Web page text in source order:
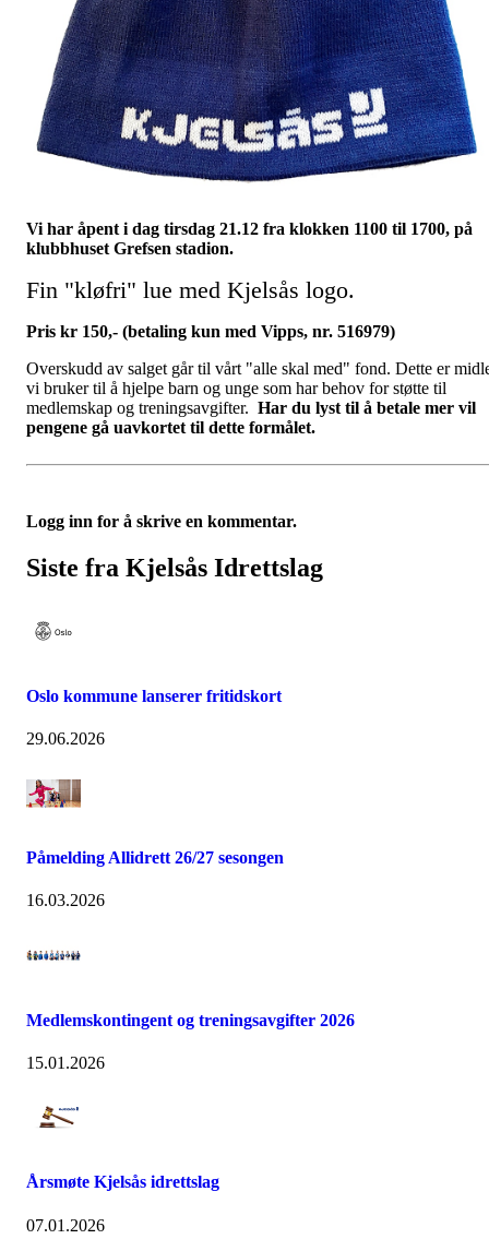
Vi har åpent i dag tirsdag 21.12 fra klokken 1100 til 1700, på
klubbhuset Grefsen stadion.
Fin "kløfri" lue med Kjelsås logo.
Pris kr 150,- (betaling kun med Vipps, nr. 516979)
Overskudd av salget går til vårt "alle skal med" fond. Dette er
vi bruker til å hjelpe barn og unge som har behov for støtte til
medlemskap og treningsavgifter. Har du lyst til å betale mer vil
pengene gå uavkortet til dette formålet.
Logg inn for å skrive en kommentar.
Siste fra Kjelsås Idrettslag
Oslo kommune lanserer fritidskort
29.06.2026
Påmelding Allidrett 26/27 sesongen
16.03.2026
Medlemskontingent og treningsavgifter 2026
15.01.2026
Årsmøte Kjelsås idrettslag
07.01.2026